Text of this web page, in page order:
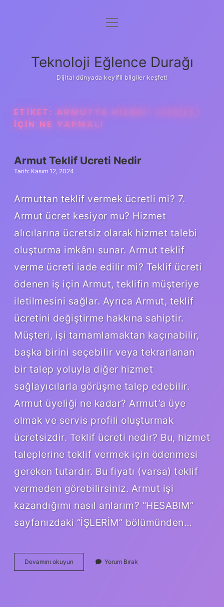
Anasayfa
Yasal Uyarı
menüyü
Teknoloji Eğlence Durağı
Dijital dünyada keyifli bilgiler keşfet!
ETIKET: ARMUTTA HIZMET VERMEK
IÇIN NE YAPMALI
Armut Teklif Ucreti Nedir
Tarih: Kasım 12, 2024
Armuttan teklif vermek ücretli mi? 7.
Armut ücret kesiyor mu? Hizmet
alıcılarına ücretsiz olarak hizmet talebi
oluşturma imkânı sunar. Armut teklif
verme ücreti iade edilir mi? Teklif ücreti
ödenen iş için Armut, teklifin müşteriye
iletilmesini sağlar. Ayrıca Armut, teklif
ücretini değiştirme hakkına sahiptir.
Müşteri, işi tamamlamaktan kaçınabilir,
başka birini seçebilir veya tekrarlanan
bir talep yoluyla diğer hizmet
sağlayıcılarla görüşme talep edebilir.
Armut üyeliği ne kadar? Armut’a üye
olmak ve servis profili oluşturmak
ücretsizdir. Teklif ücreti nedir? Bu, hizmet
taleplerine teklif vermek için ödenmesi
gereken tutardır. Bu fiyatı (varsa) teklif
vermeden görebilirsiniz. Armut işi
kazandığımı nasıl anlarım? “HESABIM”
sayfanızdaki “İŞLERİM” bölümünden…
Devamını okuyun
Teklif
Yorum Bırak